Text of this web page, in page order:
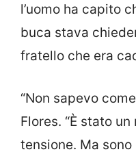
l’uomo ha capito
buca stava
fratello che era
“Non sapevo
Flores. “È stato
tensione. Ma